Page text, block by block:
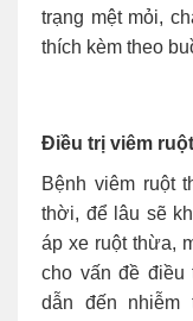
trạng mệt mỏi,
thích kèm theo
Điều trị viêm
Bệnh viêm ruột
thời, để lâu sẽ
áp xe ruột thừa,
cho vấn đề
dẫn đến nhiễm